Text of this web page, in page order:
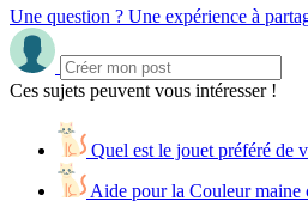
Une question ? Une expérience à
Ces sujets peuvent vous intéresser !
Quel est le jouet préféré de
Aide pour la Couleur maine